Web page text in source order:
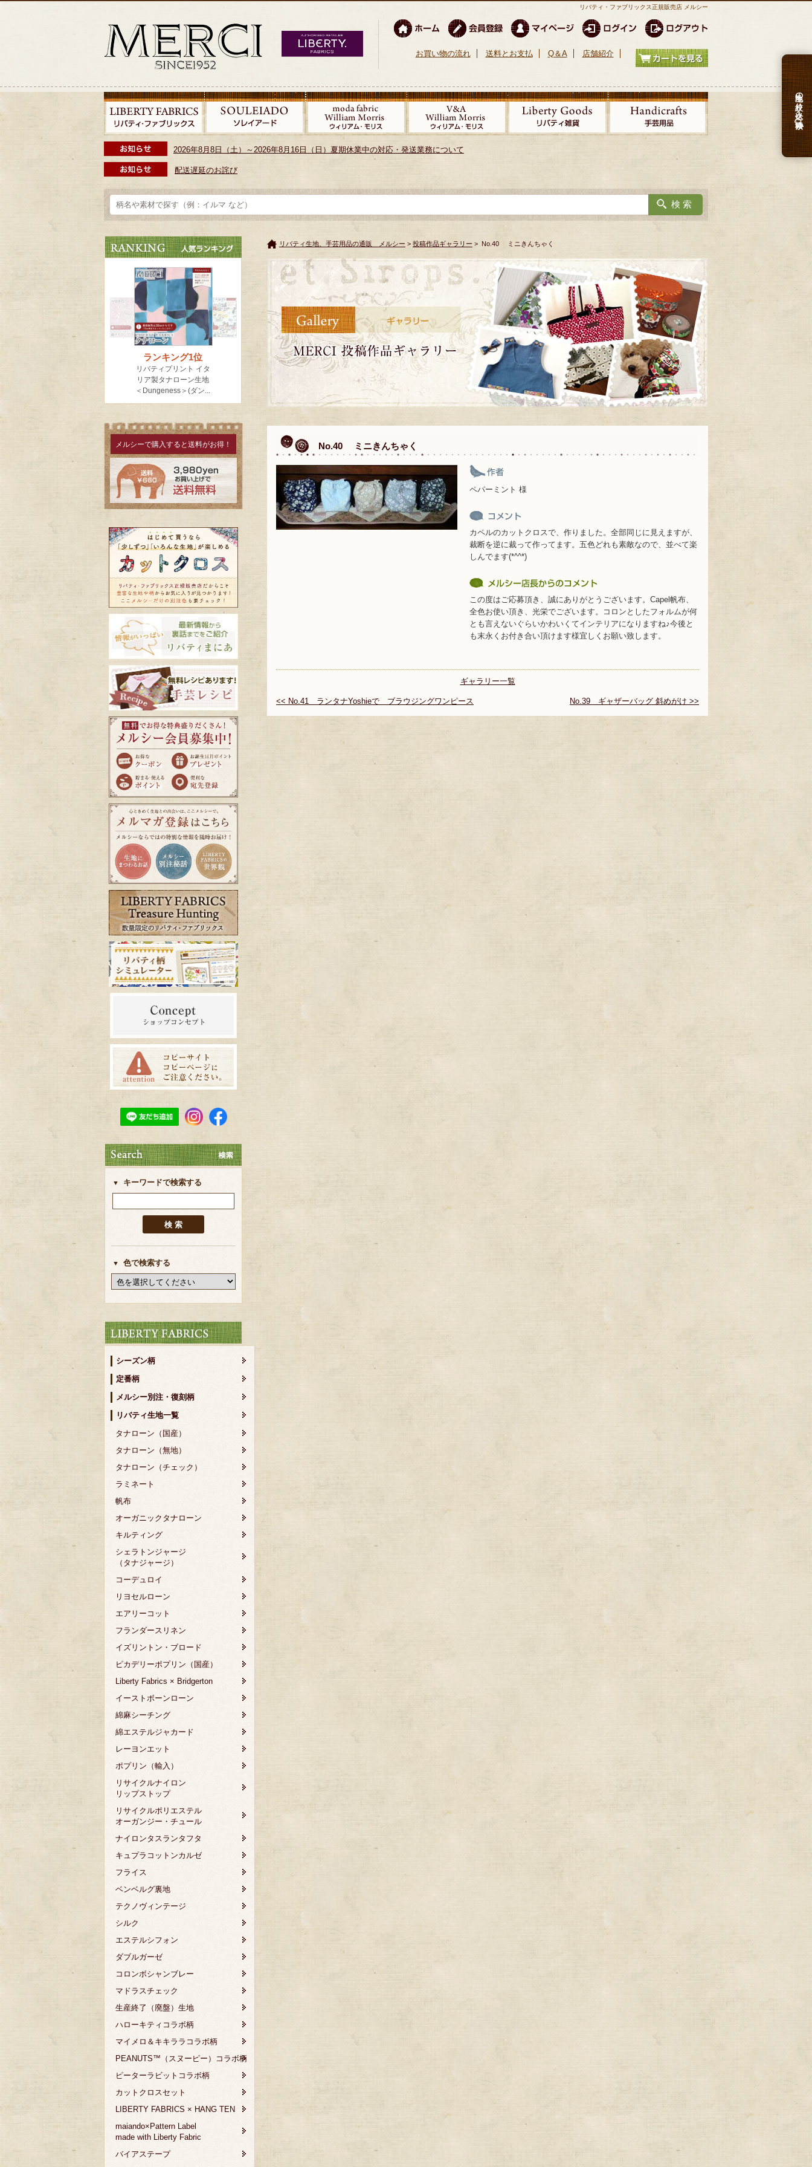
リバティ・ファブリックス正規販売店 メルシー
お買い物の流れ 送料とお支払 Q＆A 店舗紹介
2026年8月8日（土）～2026年8月16日（日）夏期休業中の対応・発送業務について
配送遅延のお詫び
生地の絞り込み検索
メルシーで購入すると送料がお得！
キーワードで検索する
色で検索する
シーズン柄
定番柄
メルシー別注・復刻柄
リバティ生地一覧
タナローン（国産）
タナローン（無地）
タナローン（チェック）
ラミネート
帆布
オーガニックタナローン
キルティング
シェラトンジャージ
（タナジャージ）
コーデュロイ
リヨセルローン
エアリーコット
フランダースリネン
イズリントン・ブロード
ピカデリーポプリン（国産）
Liberty Fabrics × Bridgerton
イーストボーンローン
綿麻シーチング
綿エステルジャカード
レーヨンエット
ポプリン（輸入）
リサイクルナイロン
リップストップ
リサイクルポリエステル
オーガンジー・チュール
ナイロンタスランタフタ
キュプラコットンカルゼ
フライス
ベンベルグ裏地
テクノヴィンテージ
シルク
エステルシフォン
ダブルガーゼ
コロンボシャンブレー
マドラスチェック
生産終了（廃盤）生地
ハローキティコラボ柄
マイメロ＆キキララコラボ柄
PEANUTS™（スヌーピー）コラボ柄
ピーターラビットコラボ柄
カットクロスセット
LIBERTY FABRICS × HANG TEN
maiando×Pattern Label
made with Liberty Fabric
バイアステープ
リバティ生地、手芸用品の通販 メルシー > 投稿作品ギャラリー > No.40 ミニきんちゃく
No.40 ミニきんちゃく
ペパーミント 様
カペルのカットクロスで、作りました。全部同じに見えますが、
裁断を逆に裁って作ってます。五色どれも素敵なので、並べて楽
しんでます(*^^*)
この度はご応募頂き、誠にありがとうございます。Capel帆布、
全色お使い頂き、光栄でございます。コロンとしたフォルムが何
とも言えないぐらいかわいくてインテリアになりますね♪今後と
も末永くお付き合い頂けます様宜しくお願い致します。
ギャラリー一覧
<< No.41 ランタナYoshieで ブラウジングワンピース No.39 ギャザーバッグ 斜めがけ >>